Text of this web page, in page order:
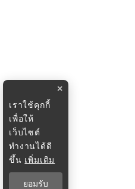
×
เราใช้คุกกี้
เพื่อให้
เว็บไซต์
ทำงานได้ดี
ขึ้น เพิ่มเติม
ยอมรับ